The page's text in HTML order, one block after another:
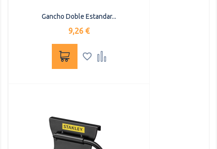
Gancho Doble Estandar...
Precio
9,26 €
 